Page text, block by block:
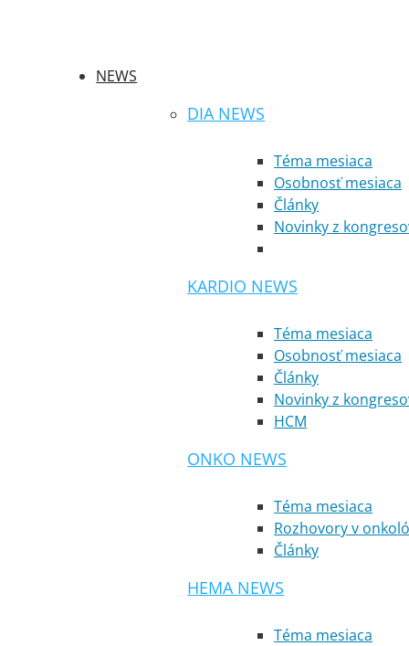
NEWS
DIA NEWS
Téma mesiaca
Osobnosť mesiaca
Články
Novinky z
KARDIO NEWS
Téma mesiaca
Osobnosť mesiaca
Články
Novinky z
HCM
ONKO NEWS
Téma mesiaca
Rozhovory v
Články
HEMA NEWS
Téma mesiaca